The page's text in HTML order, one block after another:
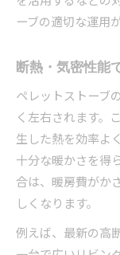
ーブの適切な運用
断熱・気密性能
ペレットストーブ
く左右されます。
生した熱を効率よ
十分な暖かさを得
合は、暖房費がか
しくなります。
例えば、最新の高